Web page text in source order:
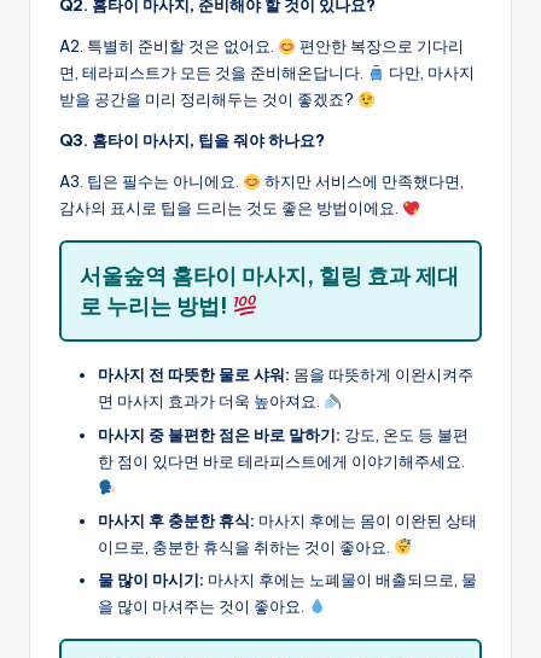
Q2. 홈타이 마사지, 준비해야 할 것이 있나요?
A2. 특별히 준비할 것은 없어요.
편안한 복장으로 기다리
면, 테라피스트가 모든 것을 준비해온답니다.
다만, 마사지
받을 공간을 미리 정리해두는 것이 좋겠죠?
Q3. 홈타이 마사지, 팁을 줘야 하나요?
A3. 팁은 필수는 아니에요.
하지만 서비스에 만족했다면,
감사의 표시로 팁을 드리는 것도 좋은 방법이에요.
서울숲역 홈타이 마사지, 힐링 효과 제대
로 누리는 방법!
마사지 전 따뜻한 물로 샤워: 몸을 따뜻하게 이완시켜주
면 마사지 효과가 더욱 높아져요.
마사지 중 불편한 점은 바로 말하기: 강도, 온도 등 불편
한 점이 있다면 바로 테라피스트에게 이야기해주세요.
마사지 후 충분한 휴식: 마사지 후에는 몸이 이완된 상태
이므로, 충분한 휴식을 취하는 것이 좋아요.
물 많이 마시기: 마사지 후에는 노폐물이 배출되므로, 물
을 많이 마셔주는 것이 좋아요.